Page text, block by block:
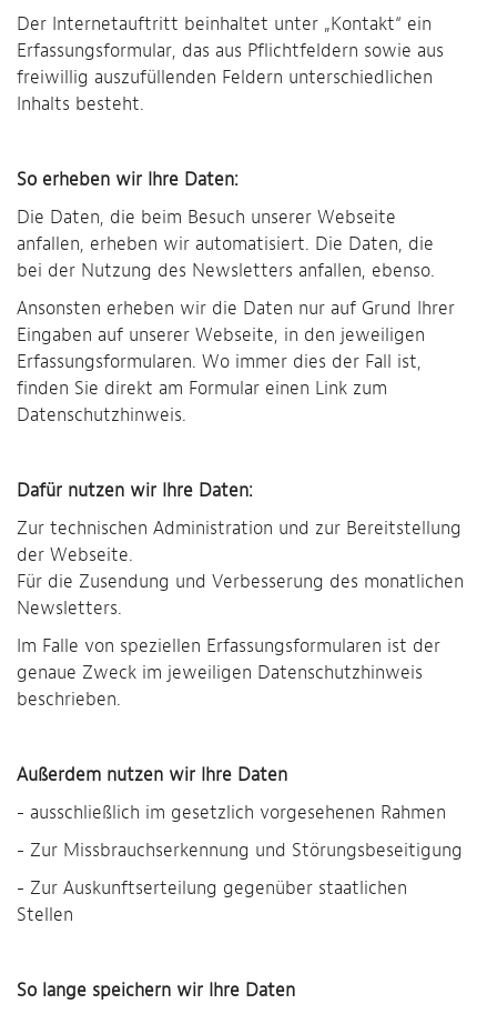
Der Internetauftritt beinhaltet unter „Kontakt“ ein
Erfassungsformular, das aus Pflichtfeldern sowie aus
freiwillig auszufüllenden Feldern unterschiedlichen
Inhalts besteht.
So erheben wir Ihre Daten:
Die Daten, die beim Besuch unserer Webseite
anfallen, erheben wir automatisiert. Die Daten, die
bei der Nutzung des Newsletters anfallen, ebenso.
Ansonsten erheben wir die Daten nur auf Grund Ihrer
Eingaben auf unserer Webseite, in den jeweiligen
Erfassungsformularen. Wo immer dies der Fall ist,
finden Sie direkt am Formular einen Link zum
Datenschutzhinweis.
Dafür nutzen wir Ihre Daten:
Zur technischen Administration und zur Bereitstellung
der Webseite.
Für die Zusendung und Verbesserung des monatlichen
Newsletters.
Im Falle von speziellen Erfassungsformularen ist der
genaue Zweck im jeweiligen Datenschutzhinweis
beschrieben.
Außerdem nutzen wir Ihre Daten
- ausschließlich im gesetzlich vorgesehenen Rahmen
- Zur Missbrauchserkennung und Störungsbeseitigung
- Zur Auskunftserteilung gegenüber staatlichen
Stellen
So lange speichern wir Ihre Daten